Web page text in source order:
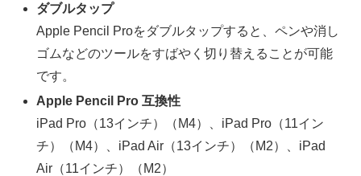
ダブルタップ
Apple Pencil Proをダブルタップすると、ペンや消し
ゴムなどのツールをすばやく切り替えることが可能
です。
Apple Pencil Pro 互換性
iPad Pro（13インチ）（M4）、iPad Pro（11イン
チ）（M4）、iPad Air（13インチ）（M2）、iPad
Air（11インチ）（M2）